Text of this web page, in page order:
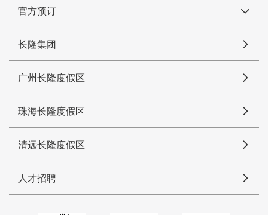
官方预订
长隆集团
广州长隆度假区
珠海长隆度假区
清远长隆度假区
人才招聘